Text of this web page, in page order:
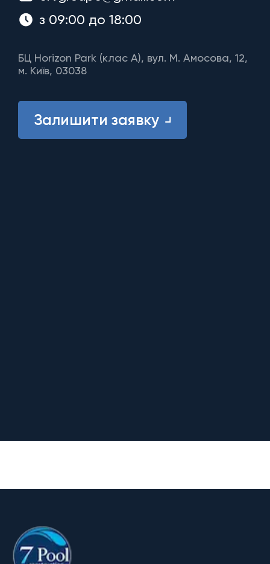
з 09:00 до 18:00
БЦ Horizon Park (клас A), вул. М. Амосова, 12,
м. Київ, 03038
Залишити заявку